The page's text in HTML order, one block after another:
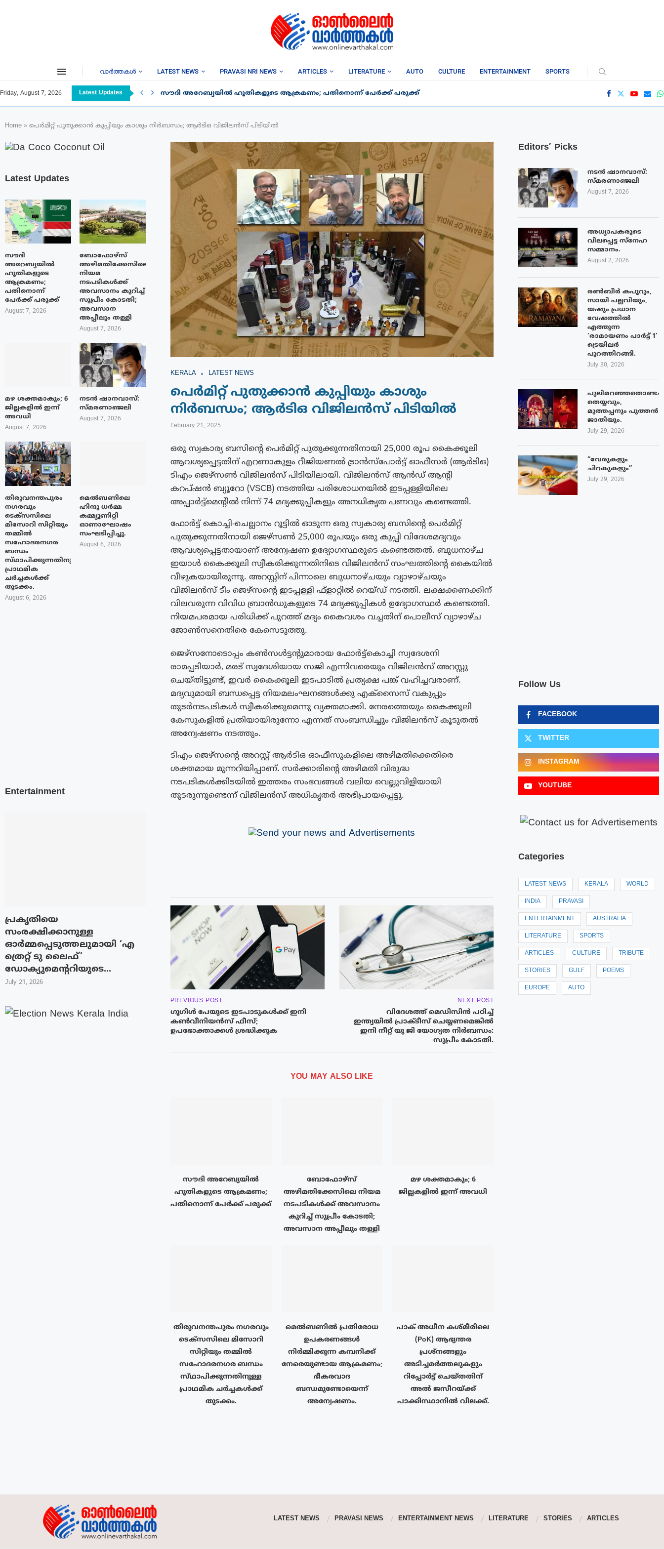
വാർത്തകൾ LATEST NEWS PRAVASI NRI NEWS ARTICLES LITERATURE AUTO CULTURE ENTERTAINMENT SPORTS
Friday, August 7, 2026 Latest Updates സൗദി അറേബ്യയിൽ ഹൂതികളുടെ ആക്രമണം; പതിനൊന്ന് പേർക്ക് പരുക്ക്
Home » പെർമിറ്റ് പുതുക്കാൻ കുപ്പിയും കാശും നിർബന്ധം; ആർടിഒ വിജിലൻസ് പിടിയിൽ
KERALA LATEST NEWS
പെർമിറ്റ് പുതുക്കാൻ കുപ്പിയും കാശും
നിർബന്ധം; ആർടിഒ വിജിലൻസ് പിടിയിൽ
February 21, 2025
ഒരു സ്വകാര്യ ബസിന്റെ പെർമിറ്റ് പുതുക്കുന്നതിനായി 25,000 രൂപ കൈക്കൂലി
ആവശ്യപ്പെട്ടതിന് എറണാകുളം റീജിയണൽ ട്രാൻസ്പോർട്ട് ഓഫീസർ (ആർടിഒ)
ടിഎം ജെഴ്‌സൺ വിജിലൻസ് പിടിയിലായി. വിജിലൻസ് ആൻഡ് ആന്റി
കറപ്ഷൻ ബ്യൂറോ (VSCB) നടത്തിയ പരിശോധനയിൽ ഇടപ്പള്ളിയിലെ
അപ്പാർട്ട്മെന്റിൽ നിന്ന് 74 മദ്യക്കുപ്പികളും അനധികൃത പണവും കണ്ടെത്തി.
ഫോർട്ട് കൊച്ചി-ചെല്ലാനം റൂട്ടിൽ ഓടുന്ന ഒരു സ്വകാര്യ ബസിന്റെ പെർമിറ്റ്
പുതുക്കുന്നതിനായി ജെഴ്‌സൺ 25,000 രൂപയും ഒരു കുപ്പി വിദേശമദ്യവും
ആവശ്യപ്പെട്ടതായാണ് അന്വേഷണ ഉദ്യോഗസ്ഥരുടെ കണ്ടെത്തൽ. ബുധനാഴ്ച
ഇയാൾ കൈക്കൂലി സ്വീകരിക്കുന്നതിനിടെ വിജിലൻസ് സംഘത്തിൻ്റെ കൈയിൽ
വീഴുകയായിരുന്നു. അറസ്റ്റിന് പിന്നാലെ ബുധനാഴ്ചയും വ്യാഴാഴ്ചയും
വിജിലൻസ് ടീം ജെഴ്‌സന്റെ ഇടപ്പള്ളി ഫ്‌ളാറ്റിൽ റെയ്ഡ് നടത്തി. ലക്ഷക്കണക്കിന്
വിലവരുന്ന വിവിധ ബ്രാൻഡുകളുടെ 74 മദ്യക്കുപ്പികൾ ഉദ്യോഗസ്ഥർ കണ്ടെത്തി.
നിയമപരമായ പരിധിക്ക് പുറത്ത് മദ്യം കൈവശം വച്ചതിന് പൊലീസ് വ്യാഴാഴ്ച
ജോൺസനെതിരെ കേസെടുത്തു.
ജെഴ്‌സനോടൊപ്പം കൺസൾട്ടന്റുമാരായ ഫോർട്ട്കൊച്ചി സ്വദേശനി
രാമപ്പടിയാർ, മരട് സ്വദേശിയായ സജി എന്നിവരെയും വിജിലൻസ് അറസ്റ്റു
ചെയ്തിട്ടുണ്ട്, ഇവർ കൈക്കൂലി ഇടപാടിൽ പ്രത്യക്ഷ പങ്ക് വഹിച്ചവരാണ്.
മദ്യവുമായി ബന്ധപ്പെട്ട നിയമലംഘനങ്ങൾക്കു എക്സൈസ് വകുപ്പും
തുടർനടപടികൾ സ്വീകരിക്കുമെന്നു വ്യക്തമാക്കി. നേരത്തെയും കൈക്കൂലി
കേസുകളിൽ പ്രതിയായിരുന്നോ എന്നത് സംബന്ധിച്ചും വിജിലൻസ് കൂടുതൽ
അന്വേഷണം നടത്തും.
ടിഎം ജെഴ്‌സന്റെ അറസ്റ്റ് ആർടിഒ ഓഫീസുകളിലെ അഴിമതിക്കെതിരെ
ശക്തമായ മുന്നറിയിപ്പാണ്. സർക്കാരിന്റെ അഴിമതി വിരുദ്ധ
നടപടികൾക്കിടയിൽ ഇത്തരം സംഭവങ്ങൾ വലിയ വെല്ലുവിളിയായി
തുടരുന്നുണ്ടെന്ന് വിജിലൻസ് അധികൃതർ അഭിപ്രായപ്പെട്ടു.
PREVIOUS POST
ഗൂഗിൾ പേയുടെ ഇടപാടുകൾക്ക് ഇനി
കൺവീനിയൻസ് ഫീസ്;
ഉപഭോക്താക്കൾ ശ്രദ്ധിക്കുക
NEXT POST
വിദേശത്ത് മെഡിസിൻ പഠിച്ച്
ഇന്ത്യയിൽ പ്രാക്ടീസ് ചെയ്യണമെങ്കിൽ
ഇനി നീറ്റ് യു ജി യോഗ്യത നിർബന്ധം:
സുപ്രീം കോടതി.
YOU MAY ALSO LIKE
സൗദി അറേബ്യയിൽ
ഹൂതികളുടെ ആക്രമണം;
പതിനൊന്ന് പേർക്ക് പരുക്ക്
ബോഫോഴ്‌സ്
അഴിമതിക്കേസിലെ നിയമ
നടപടികൾക്ക് അവസാനം
കുറിച്ച് സുപ്രീം കോടതി;
അവസാന അപ്പീലും തള്ളി
മഴ ശക്തമാകും; 6
ജില്ലകളിൽ ഇന്ന് അവധി
തിരുവനന്തപുരം നഗരവും
ടെക്‌സസിലെ മിസോറി
സിറ്റിയും തമ്മിൽ
സഹോദരനഗര ബന്ധം
സ്‌ഥാപിക്കുന്നതിനുള്ള
പ്രാഥമിക ചർച്ചകൾക്ക്
തുടക്കം.
മെൽബണിൽ പ്രതിരോധ
ഉപകരണങ്ങൾ
നിർമ്മിക്കുന്ന കമ്പനിക്ക്
നേരെയുണ്ടായ ആക്രമണം;
ഭീകരവാദ
ബന്ധമുണ്ടോയെന്ന്
അന്വേഷണം.
പാക് അധീന കശ്മീരിലെ
(PoK) ആഭ്യന്തര
പ്രശ്നങ്ങളും
അടിച്ചമർത്തലുകളും
റിപ്പോർട്ട് ചെയ്തതിന്
അൽ ജസീറയ്‌ക്ക്
പാക്കിസ്ഥാനിൽ വിലക്ക്.
Editors’ Picks
നടൻ ഷാനവാസ്:
സ്മരണാഞ്ജലി
August 7, 2026
അധ്യാപകരുടെ
വിലപ്പെട്ട സ്നേഹ
സമ്മാനം.
August 2, 2026
രൺബീർ കപൂറും,
സായി പല്ലവിയും,
യഷും പ്രധാന
വേഷത്തിൽ
എത്തുന്ന
‘രാമായണം പാർട്ട് 1’
ട്രെയിലർ
പുറത്തിറങ്ങി.
July 30, 2026
തെയ്യവും,
മുത്തപ്പനും പുത്തൻ
ജാതിയും.
July 29, 2026
“വേരുകളും
ചിറകുകളും”
July 29, 2026
Follow Us
FACEBOOK
TWITTER
INSTAGRAM
YOUTUBE
Categories
LATEST NEWS KERALA WORLD
INDIA PRAVASI
ENTERTAINMENT AUSTRALIA
LITERATURE SPORTS
ARTICLES CULTURE TRIBUTE
STORIES GULF POEMS
EUROPE AUTO
Latest Updates
സൗദി
അറേബ്യയിൽ
ഹൂതികളുടെ
ആക്രമണം;
പതിനൊന്ന്
പേർക്ക് പരുക്ക്
August 7, 2026
ബോഫോഴ്‌സ്
അഴിമതിക്കേസിലെ
നിയമ
നടപടികൾക്ക്
അവസാനം കുറിച്ച്
സുപ്രീം കോടതി;
അവസാന
അപ്പീലും തള്ളി
August 7, 2026
മഴ ശക്തമാകും; 6
ജില്ലകളിൽ ഇന്ന്
അവധി
August 7, 2026
നടൻ ഷാനവാസ്:
സ്മരണാഞ്ജലി
August 7, 2026
തിരുവനന്തപുരം
നഗരവും
ടെക്‌സസിലെ
മിസോറി സിറ്റിയും
തമ്മിൽ
സഹോദരനഗര
ബന്ധം
സ്‌ഥാപിക്കുന്നതിനുള്ള
പ്രാഥമിക
ചർച്ചകൾക്ക്
തുടക്കം.
August 6, 2026
മെൽബണിലെ
ഹിന്ദു ധർമ്മ
കമ്മ്യൂണിറ്റി
ഓണാഘോഷം
സംഘടിപ്പിച്ചു.
August 6, 2026
Entertainment
പ്രകൃതിയെ
സംരക്ഷിക്കാനുള്ള
ഓർമ്മപ്പെടുത്തലുമായി ‘എ
ത്രെറ്റ് ടു ലൈഫ്’
ഡോക്യുമെന്ററിയുടെ...
July 21, 2026
LATEST NEWS PRAVASI NEWS ENTERTAINMENT NEWS LITERATURE STORIES ARTICLES